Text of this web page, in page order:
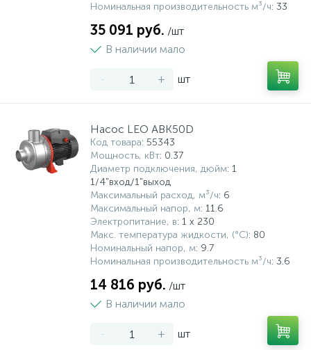
Номинальная производительность м³/ч: 33
35 091 руб. /шт
В наличии мало
- + шт
Насос LEO ABK50D
Код товара: 55343
Мощность, кВт: 0.37
Диаметр подключения, дюйм: 1
1/4"вход/1"выход
Максимальный расход, м³/ч: 6
Максимальный напор, м: 11.6
Электропитание, в: 1 x 230
Макс. температура жидкости, (°С): 80
Номинальный напор, м: 9.7
Номинальная производительность м³/ч: 3.6
14 816 руб. /шт
В наличии мало
- + шт